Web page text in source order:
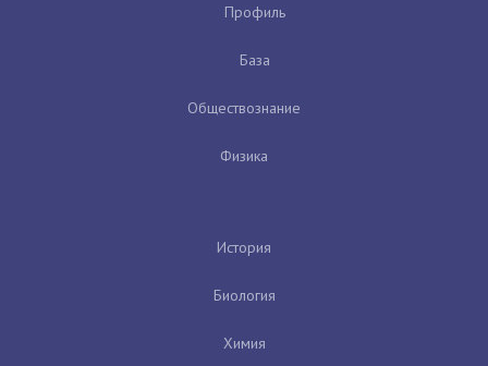
Профиль
База
Обществознание
Физика
История
Биология
Химия